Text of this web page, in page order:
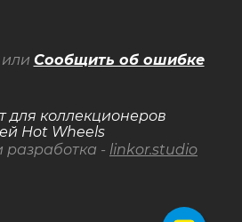
для коллекционеров
Hot Wheels
разработка - linkor.studio
Сообщить об ошибке